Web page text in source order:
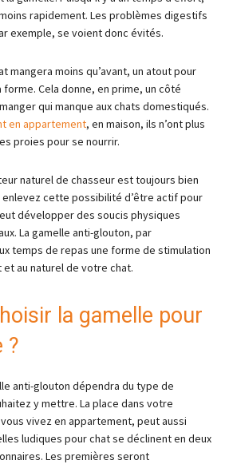
rapidement. Les problèmes digestifs
exemple, se voient donc évités.
mangera moins qu’avant, un atout pour
forme. Cela donne, en prime, un côté
qui manque aux chats domestiqués.
en appartement, en maison, ils n’ont plus
proies pour se nourrir.
naturel de chasseur est toujours bien
enlevez cette possibilité d’être actif pour
développer des soucis physiques
La gamelle anti-glouton, par
temps de repas une forme de stimulation
et au naturel de votre chat.
la gamelle pour
?
anti-glouton dépendra du type de
y mettre. La place dans votre
vivez en appartement, peut aussi
ludiques pour chat se déclinent en deux
Les premières seront